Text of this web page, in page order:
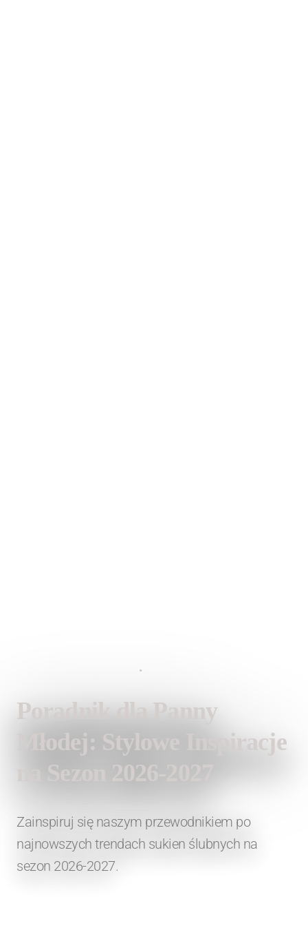
•
Poradnik dla Panny
Młodej: Stylowe Inspiracje
na Sezon 2026-2027
Zainspiruj się naszym przewodnikiem po
najnowszych trendach sukien ślubnych na
sezon 2026-2027.